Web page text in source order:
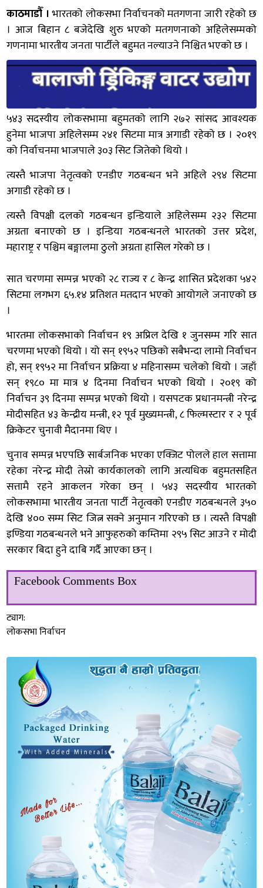
काठमाडौँ ।भारतको लोकसभा निर्वाचनको मतगणना जारी रहेको छ
। आज बिहान ८ बजेदेखि शुरु भएको मतगणनाको अहिलेसम्मको
गणनामा भारतीय जनता पार्टीले बहुमत नल्याउने निश्चित भएको छ ।
५४३ सदस्यीय लोकसभामा बहुमतको लागि २७२ सांसद आवश्यक
हुनेमा भाजपा अहिलेसम्म २४१ सिटमा मात्र अगाडी रहेको छ । २०१९
को निर्वाचनमा भाजपाले ३०३ सिट जितेको थियो ।
त्यस्तै भाजपा नेतृत्वको एनडीए गठबन्धन भने अहिले २९४ सिटमा
अगाडी रहेको छ ।
त्यस्तै विपक्षी दलको गठबन्धन इन्डियाले अहिलेसम्म २३२ सिटमा
अग्रता बनाएको छ । इन्डिया गठबन्धनले भारतको उत्तर प्रदेश,
महाराष्ट्र र पश्चिम बङ्गालमा ठुलो अग्रता हासिल गरेको छ ।
सात चरणमा सम्पन्न भएको २८ राज्य र ८ केन्द्र शासित प्रदेशका ५४२
सिटमा लगभग ६५.१४ प्रतिशत मतदान भएको आयोगले जनाएको छ
।
भारतमा लोकसभाको निर्वाचन १९ अप्रिल देखि १ जुनसम्म गरि सात
चरणमा भएको थियो । यो सन् १९५२ पछिको सबैभन्दा लामो निर्वाचन
हो, सन् १९५२ मा निर्वाचन प्रक्रिया ४ महिनासम्म चलेको थियो । जहाँ
सन् १९८० मा मात्र ४ दिनमा निर्वाचन भएको थियो । २०१९ को
निर्वाचन ३९ दिनमा सम्पन्न भएको थियो । यसपटक प्रधानमन्त्री नरेन्द्र
मोदीसहित ४३ केन्द्रीय मन्त्री, १२ पूर्व मुख्यमन्त्री, ८ फिल्मस्टार र २ पूर्व
क्रिकेटर चुनावी मैदानमा थिए ।
चुनाव सम्पन्न भएपछि सार्बजनिक भएका एक्जिट पोलले हाल सत्तामा
रहेका नरेन्द्र मोदी तेस्रो कार्यकालको लागि अत्यधिक बहुमतसहित
सत्तामै रहने आकलन गरेका छन् । ५४३ सदस्यीय भारतको
लोकसभामा भारतीय जनता पार्टी नेतृत्वको एनडीए गठबन्धनले ३५०
देखि ४०० सम्म सिट जित्न सक्ने अनुमान गरिएको छ । त्यस्तै विपक्षी
इण्डिया गठबन्धनले भने आफुहरुको कम्तिमा २९५ सिट आउने र मोदी
सरकार बिदा हुने दाबि गर्दै आएका छन् ।
Facebook Comments Box
ट्याग:
लोकसभा निर्वाचन